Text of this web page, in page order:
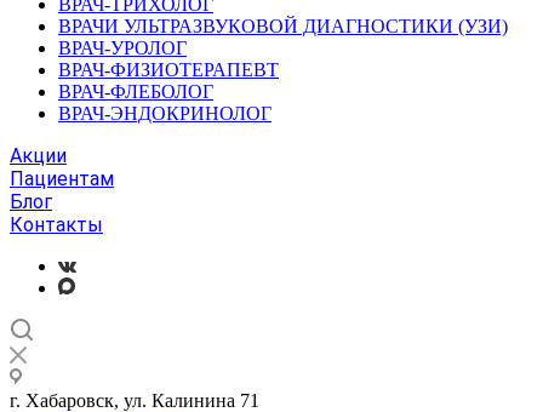
ВРАЧ-ТРИХОЛОГ
ВРАЧИ УЛЬТРАЗВУКОВОЙ ДИАГНОСТИКИ (УЗИ)
ВРАЧ-УРОЛОГ
ВРАЧ-ФИЗИОТЕРАПЕВТ
ВРАЧ-ФЛЕБОЛОГ
ВРАЧ-ЭНДОКРИНОЛОГ
Акции
Пациентам
Блог
Контакты
г. Хабаровск, ул. Калинина 71